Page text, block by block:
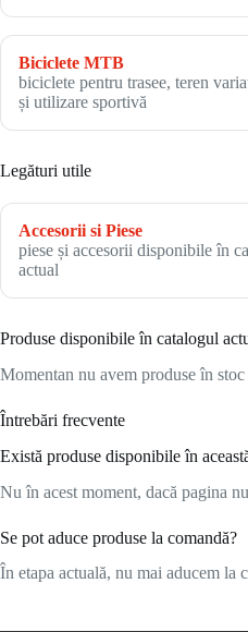
Biciclete MTB
biciclete pentru trasee, teren
și utilizare sportivă
Legături utile
Accesorii si Piese
piese și accesorii disponibile în
actual
Produse disponibile în catalogul
Momentan nu avem produse în
Întrebări frecvente
Există produse disponibile în
Nu în acest moment, dacă pagina
Se pot aduce produse la comandă?
În etapa actuală, nu mai aducem la